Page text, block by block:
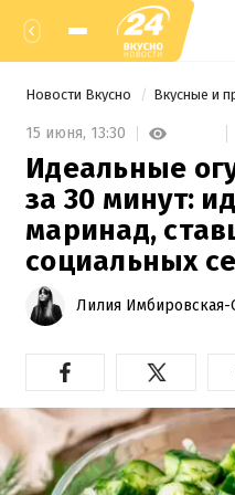
Новости Вкусно Вкусные и
15 июня, 13:30
Идеальные
за 30 минут:
маринад,
социальных
Лилия Имбировская-